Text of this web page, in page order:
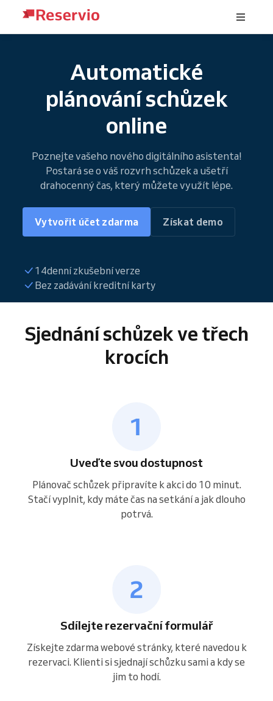
Automatické
plánování schůzek
online
Poznejte vašeho nového digitálního asistenta!
Postará se o váš rozvrh schůzek a ušetří
drahocenný čas, který můžete využít lépe.
Vytvořit účet zdarma Získat demo
14denní zkušební verze
Bez zadávání kreditní karty
Sjednání schůzek ve třech
krocích
Uveďte svou dostupnost
Plánovač schůzek připravíte k akci do 10 minut.
Stačí vyplnit, kdy máte čas na setkání a jak dlouho
potrvá.
Sdílejte rezervační formulář
Získejte zdarma webové stránky, které navedou k
rezervaci. Klienti si sjednají schůzku sami a kdy se
jim to hodí.